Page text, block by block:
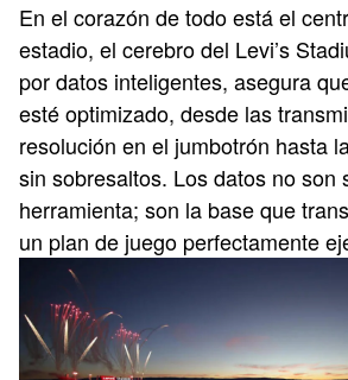
En el corazón de todo está el
estadio, el cerebro del Levi’s
por datos inteligentes, asegura
esté optimizado, desde las
resolución en el jumbotrón hasta
sin sobresaltos. Los datos no son
herramienta; son la base que
un plan de juego perfectamente